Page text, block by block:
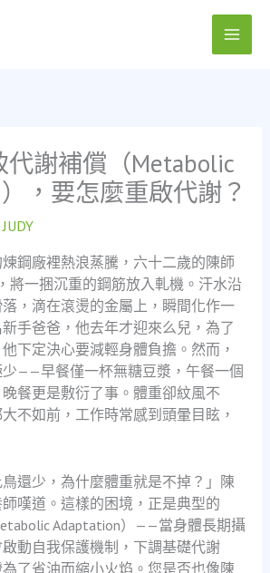
代謝補償（Metabolic
，要怎麼重啟代謝？
JUDY
鋼廠裡熱浪蒸騰，六十二歲的陳師
將一捆沉重的鋼筋放入軋機。汗水沿
，滴在滾燙的金屬上，瞬間化作一
手爸爸，他去年才迎來么兒，為了
下定決心要減輕身體負擔。然而，
——早餐僅一杯無糖豆漿，午餐一個
餐更是敷衍了事。體重卻紋風不
不如前，工作時常感到頭暈目眩，
鳥還少，為什麼體重就是不掉？」陳
嘆道。這樣的困境，正是典型的
Adaptation）——當身體長期攝
動自我保護機制，下調基礎代謝
了省油而縮小火焰。您是否也像陳